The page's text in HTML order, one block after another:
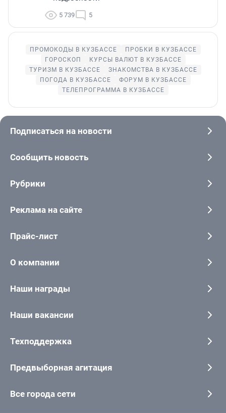
5 739 5
ПРОМОКОДЫ В КУЗБАССЕ
ПРОБКИ В КУЗБАССЕ
ГОРОСКОП
КУРСЫ ВАЛЮТ В КУЗБАССЕ
ТУРИЗМ В КУЗБАССЕ
ЗНАКОМСТВА В КУЗБАССЕ
ПОГОДА В КУЗБАССЕ
ФОРУМ В КУЗБАССЕ
ТЕЛЕПРОГРАММА В КУЗБАССЕ
Подписаться на новости
Сообщить новость
Рубрики
Реклама на сайте
Прайс-лист
О компании
Наши награды
Наши вакансии
Техподдержка
Предвыборная агитация
Все города сети